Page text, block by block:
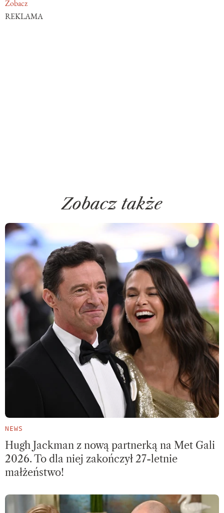
Zobacz
REKLAMA
Zobacz także
NEWS
Hugh Jackman z nową partnerką na Met Gali
2026. To dla niej zakończył 27-letnie
małżeństwo!